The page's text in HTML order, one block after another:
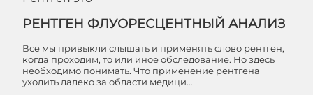
РЕНТГЕН ФЛУОРЕСЦЕНТНЫЙ АНАЛИЗ
Все мы привыкли слышать и применять слово рентген,
когда проходим, то или иное обследование. Но здесь
необходимо понимать. Что применение рентгена
уходить далеко за области медици…